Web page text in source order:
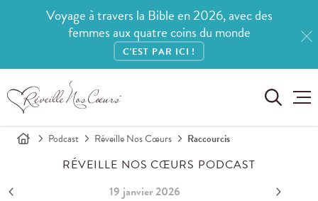
Voyage à travers la Bible en 2026, avec des
femmes aux quatre coins du monde
C'EST PAR ICI !
Podcast Réveille Nos Cœurs Raccourcis
RÉVEILLE NOS CŒURS PODCAST
19 janvier 2026